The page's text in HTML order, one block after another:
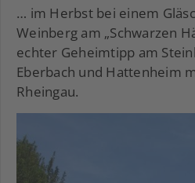
… im Herbst bei einem
Weinberg am „Schwarzen
echter Geheimtipp am
Eberbach und Hattenheim
Rheingau.